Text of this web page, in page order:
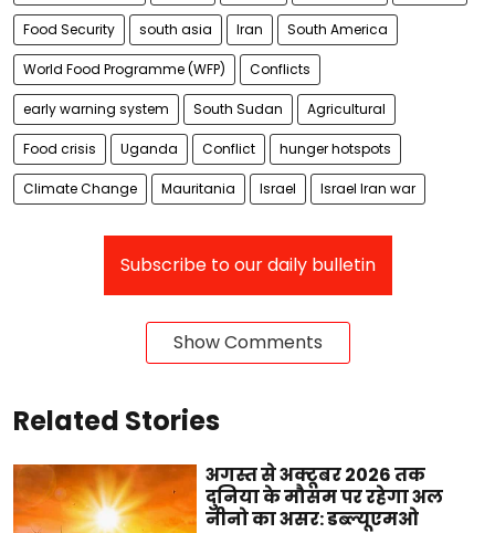
Food Security south asia Iran South America
World Food Programme (WFP) Conflicts
early warning system South Sudan Agricultural
Food crisis Uganda Conflict hunger hotspots
Climate Change Mauritania Israel Israel Iran war
Subscribe to our daily bulletin
Show Comments
Related Stories
अगस्त से अक्टूबर 2026 तक
दुनिया के मौसम पर रहेगा अल
नीनो का असर: डब्ल्यूएमओ